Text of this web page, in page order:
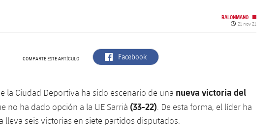
BALONMANO
Fecha de publicación
21 nov 21
COMPARTE ESTE ARTÍCULO label.aria.facebook
Facebook
la Ciudad Deportiva ha sido escenario de una nueva victoria del
no ha dado opción a la UE Sarrià (33-22). De esta forma, el líder ha
lleva seis victorias en siete partidos disputados.